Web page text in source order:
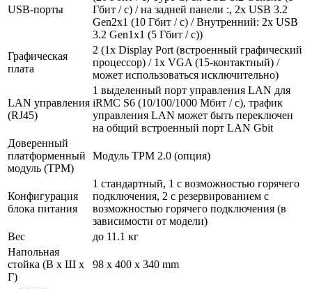
USB-порты
Гбит / с) / на задней панели :, 2x USB 3.2
Gen2x1 (10 Гбит / с) / Внутренний: 2x USB
3.2 Gen1x1 (5 Гбит / с))
Графическая
плата
2 (1x Display Port (встроенный графический
процессор) / 1x VGA (15-контактный) /
может использоваться исключительно)
LAN управления
(RJ45)
1 выделенный порт управления LAN для
iRMC S6 (10/100/1000 Мбит / с), трафик
управления LAN может быть переключен
на общий встроенный порт LAN Gbit
Доверенный
платформенный
модуль (TPM)
Модуль TPM 2.0 (опция)
Конфигурация
блока питания
1 стандартный, 1 с возможностью горячего
подключения, 2 с резервированием с
возможностью горячего подключения (в
зависимости от модели)
Вес
до 11.1 кг
Напольная
стойка (В x Ш x
Г)
98 x 400 x 340 mm